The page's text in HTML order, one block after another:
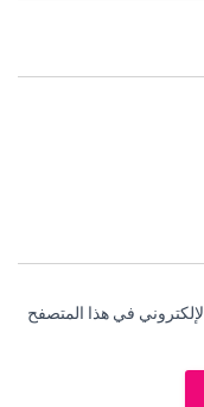
في هذا المتصفح